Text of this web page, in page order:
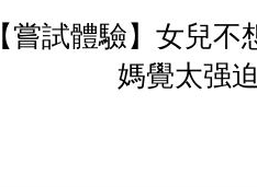
【嘗試體驗】女兒
媽覺太强